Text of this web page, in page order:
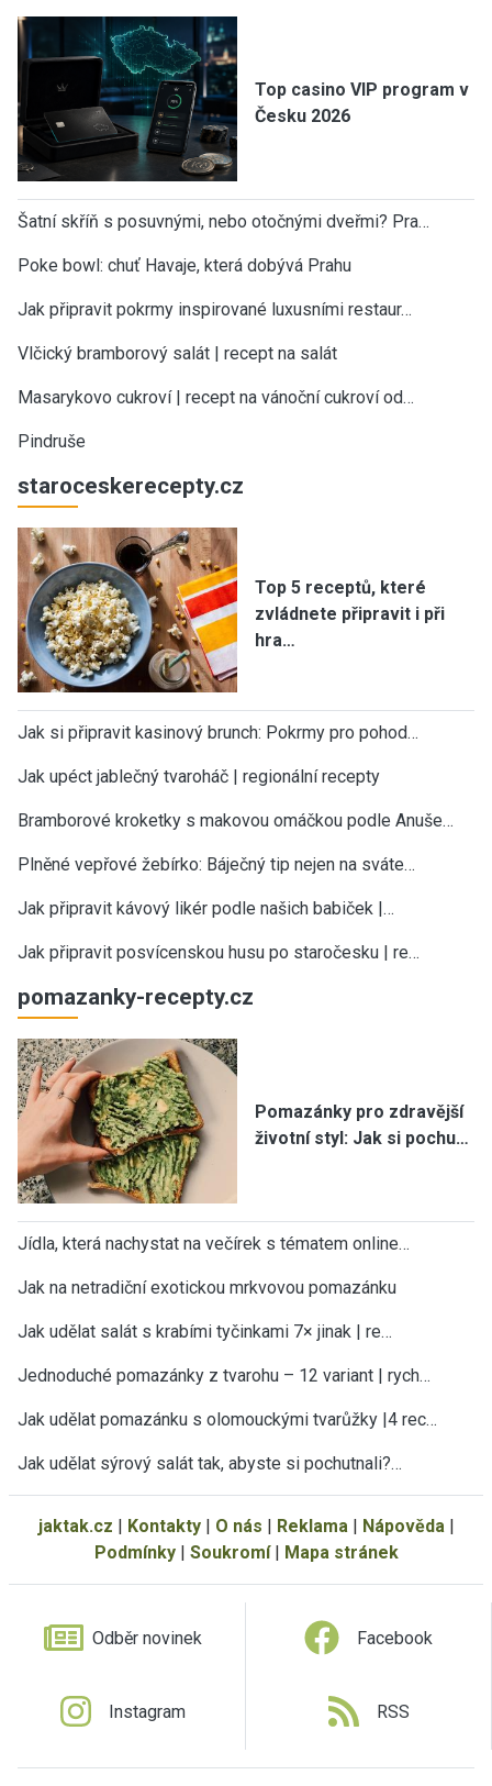
Top casino VIP program v
Česku 2026
Šatní skříň s posuvnými, nebo otočnými dveřmi? Pra…
Poke bowl: chuť Havaje, která dobývá Prahu
Jak připravit pokrmy inspirované luxusními restaur…
Vlčický bramborový salát | recept na salát
Masarykovo cukroví | recept na vánoční cukroví od…
Pindruše
staroceskerecepty.cz
Top 5 receptů, které
zvládnete připravit i při
hra…
Jak si připravit kasinový brunch: Pokrmy pro pohod…
Jak upéct jablečný tvaroháč | regionální recepty
Bramborové kroketky s makovou omáčkou podle Anuše…
Plněné vepřové žebírko: Báječný tip nejen na sváte…
Jak připravit kávový likér podle našich babiček |…
Jak připravit posvícenskou husu po staročesku | re…
pomazanky-recepty.cz
Pomazánky pro zdravější
životní styl: Jak si pochu…
Jídla, která nachystat na večírek s tématem online…
Jak na netradiční exotickou mrkvovou pomazánku
Jak udělat salát s krabími tyčinkami 7× jinak | re…
Jednoduché pomazánky z tvarohu – 12 variant | rych…
Jak udělat pomazánku s olomouckými tvarůžky |4 rec…
Jak udělat sýrový salát tak, abyste si pochutnali?…
jaktak.cz | Kontakty| O nás | Reklama | Nápověda |
Podmínky| Soukromí| Mapa stránek
Odběr novinek Facebook
Instagram RSS